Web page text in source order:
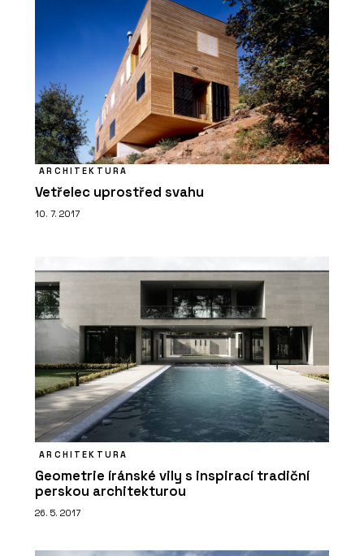
ARCHITEKTURA
Vetřelec uprostřed svahu
10. 7. 2017
ARCHITEKTURA
Geometrie íránské vily s inspirací tradiční
perskou architekturou
26. 5. 2017